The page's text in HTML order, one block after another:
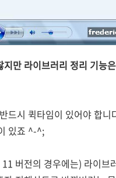
만 라이브러리 정리 기능
드시 퀵타임이 있어야 합
있죠 ^-^;
버전의 경우에는) 라이브